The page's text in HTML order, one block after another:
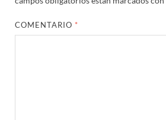
COMENTARIO *